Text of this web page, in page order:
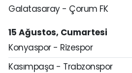
Galatasaray - Çorum FK
15 Ağustos, Cumartesi
Konyaspor - Rizespor
Kasımpaşa - Trabzonspor